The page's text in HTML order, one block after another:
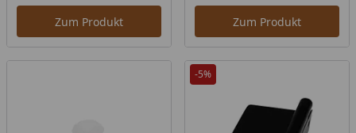
Zum Produkt Zum Produkt
-5%